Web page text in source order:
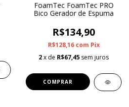
FoamTec FoamTec PRO
Bico Gerador de Espuma
R$134,90
R$128,16 com Pix
2x de R$67,45 sem juros